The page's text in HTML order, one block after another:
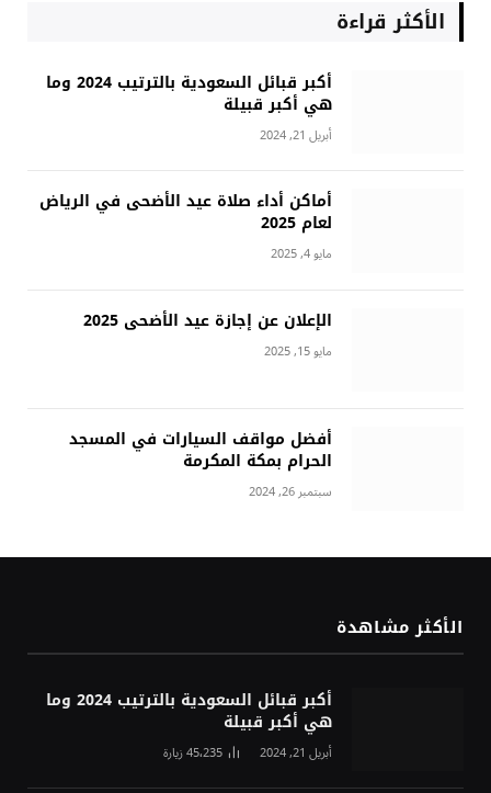
الأكثر قراءة
أكبر قبائل السعودية بالترتيب 2024 وما
هي أكبر قبيلة
أبريل 21, 2024
أماكن أداء صلاة عيد الأضحى في الرياض
لعام 2025
مايو 4, 2025
الإعلان عن إجازة عيد الأضحى 2025
مايو 15, 2025
أفضل مواقف السيارات في المسجد
الحرام بمكة المكرمة
سبتمبر 26, 2024
الأكثر مشاهدة
أكبر قبائل السعودية بالترتيب 2024 وما
هي أكبر قبيلة
أبريل 21, 2024 45٬235زيارة